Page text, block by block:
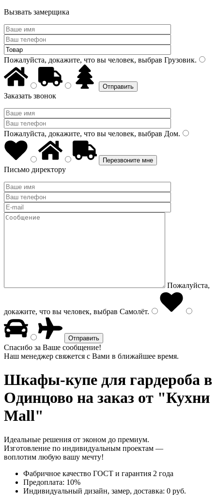
Вызвать замерщика
Пожалуйста, докажите, что вы человек, выбрав Грузовик.
Заказать звонок
Пожалуйста, докажите, что вы человек, выбрав Дом.
Письмо директору
Пожалуйста,
докажите, что вы человек, выбрав Самолёт.
Спасибо за Ваше сообщение!
Наш менеджер свяжется с Вами в ближайшее время.
Шкафы-купе для гардероба в
Одинцово на заказ от "Кухни
Mall"
Идеальные решения от эконом до премиум.
Изготовление по индивидуальным проектам —
воплотим любую вашу мечту!
Фабричное качество ГОСТ и гарантия 2 года
Предоплата: 10%
Индивидуальный дизайн, замер, доставка: 0 руб.